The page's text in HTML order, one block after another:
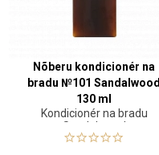
Nõberu kondicionér na
bradu №101 Sandalwood
130 ml
Kondicionér na bradu
Sandalwood